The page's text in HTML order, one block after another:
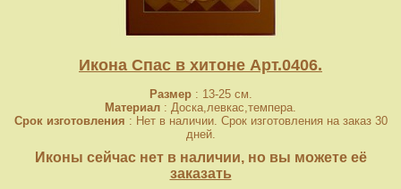
Икона Спас в хитоне Арт.0406.
Размер: 13-25 см.
Материал : Доска,левкас,темпера.
Срок изготовления : Нет в наличии. Срок изготовления на заказ 30
дней.
Иконы сейчас нет в наличии, но вы можете её
заказать